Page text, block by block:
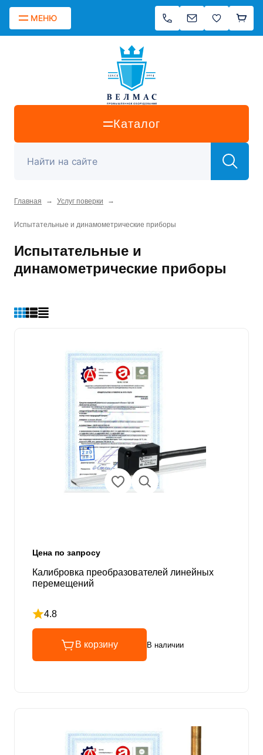
МЕНЮ
Каталог
Главная → Услуг поверки →
Испытательные и динамометрические приборы
Испытательные и
динамометрические приборы
Цена по запросу
Калибровка преобразователей линейных
перемещений
4.8
Рейтинг 4.8 из 5
В корзину В наличии